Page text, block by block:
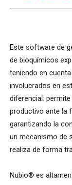
Este software de
de bioquímicos
teniendo en
involucrados en
diferencial:
productivo ante la
garantizando la
un mecanismo de
realiza de forma
Nubio® es